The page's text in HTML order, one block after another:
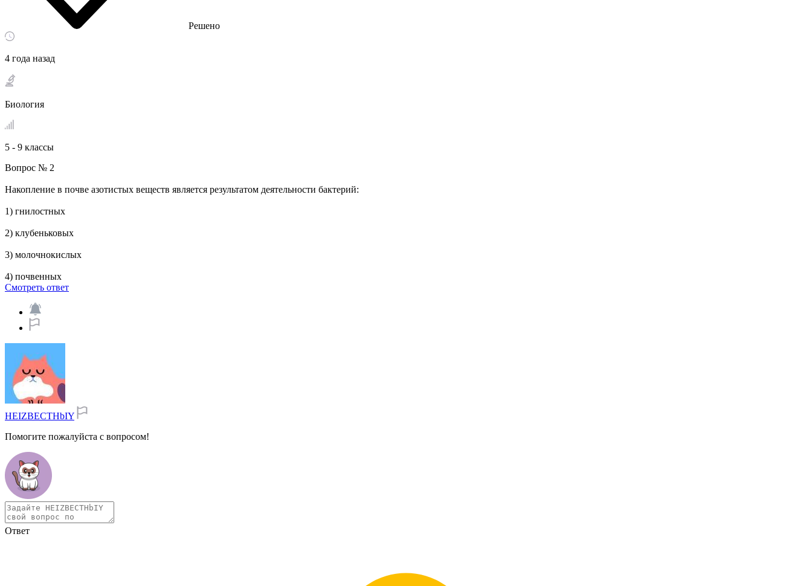
Решено
4 года назад
Биология
5 - 9 классы
Вопрос № 2
Накопление в почве азотистых веществ является результатом деятельности бактерий:
1) гнилостных
2) клубеньковых
3) молочнокислых
4) почвенных
Смотреть ответ
HEIZBECTHbIY
Помогите пожалуйста с вопросом!
Ответ